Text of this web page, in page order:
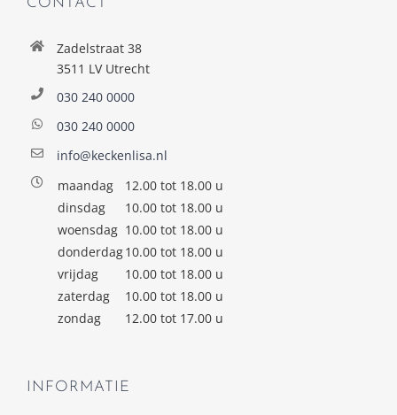
Zadelstraat 38
3511 LV Utrecht
030 240 0000
030 240 0000
info@keckenlisa.nl
maandag
12.00 tot 18.00 u
dinsdag
10.00 tot 18.00 u
woensdag 10.00 tot 18.00 u
donderdag10.00 tot 18.00 u
vrijdag
10.00 tot 18.00 u
zaterdag
10.00 tot 18.00 u
zondag
12.00 tot 17.00 u
INFORMATIE